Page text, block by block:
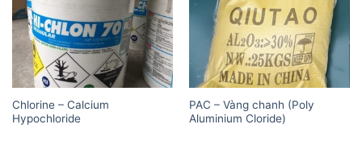
Chlorine – Calcium
Hypochloride
PAC – Vàng chanh (Poly
Aluminium Cloride)